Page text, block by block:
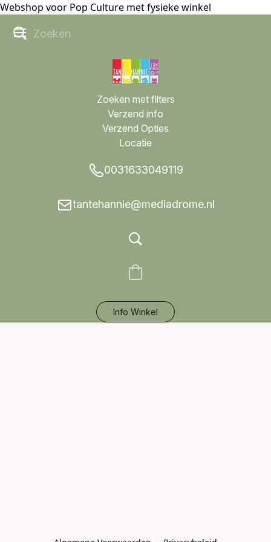
Webshop voor Pop Culture met fysieke winkel
Zoeken met filters
Verzend info
Verzend Opties
Locatie
0031633049119
tantehannie@mediadrome.nl
Info Winkel